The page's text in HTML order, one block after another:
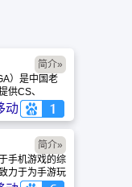
）是中国老
供CS、
典游戏的稳
的激情
友。同时提供
讯及热门页
竞的黄金时
动
简介»
手机游戏的综
力于为手游玩
简介»